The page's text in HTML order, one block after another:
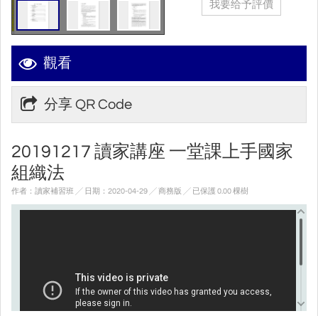
觀看
分享 QR Code
20191217 讀家講座 一堂課上手國家
組織法
作者：讀家補習班 ╱ 日期：2020-04-29 ╱ 商務版 ╱ 已保護 0.00 棵樹
我要给予評價